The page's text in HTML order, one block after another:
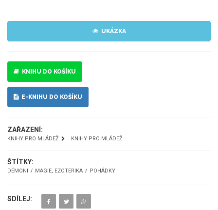
UKÁZKA
KNIHU DO KOŠÍKU
E-KNIHU DO KOŠÍKU
ZAŘAZENÍ:
KNIHY PRO MLÁDEŽ KNIHY PRO MLÁDEŽ
ŠTÍTKY:
DÉMONI MAGIE, EZOTERIKA POHÁDKY
SDÍLEJ: